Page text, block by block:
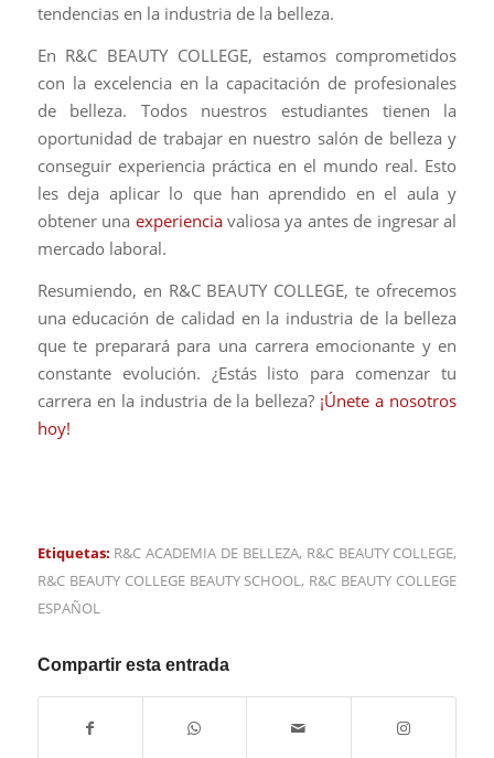
tendencias en la industria de la belleza.
En R&C BEAUTY COLLEGE, estamos comprometidos
con la excelencia en la capacitación de profesionales
de belleza. Todos nuestros estudiantes tienen la
oportunidad de trabajar en nuestro salón de belleza y
conseguir experiencia práctica en el mundo real. Esto
les deja aplicar lo que han aprendido en el aula y
obtener una experienciavaliosa ya antes de ingresar al
mercado laboral.
Resumiendo, en R&C BEAUTY COLLEGE, te ofrecemos
una educación de calidad en la industria de la belleza
que te preparará para una carrera emocionante y en
constante evolución. ¿Estás listo para comenzar tu
carrera en la industria de la belleza? ¡Únete a nosotros
hoy!
Etiquetas: R&C ACADEMIA DE BELLEZA, R&C BEAUTY COLLEGE,
R&C BEAUTY COLLEGE BEAUTY SCHOOL, R&C BEAUTY COLLEGE
ESPAÑOL
Compartir esta entrada